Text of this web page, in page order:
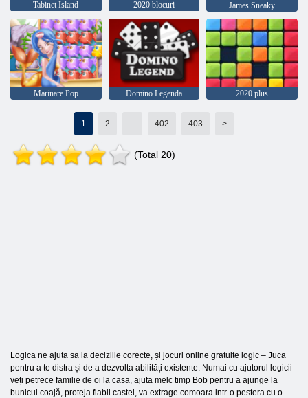
Tabinet Island 2020 blocuri James Sneaky
Marinare Pop Domino Legenda 2020 plus
1 2 402 403 >
(Total 20)
Logica ne ajuta sa ia deciziile corecte, și jocuri online gratuite logic – Juca
pentru a te distra și de a dezvolta abilități existente. Numai cu ajutorul logicii
veți petrece familie de oi la casa, ajuta melc timp Bob pentru a ajunge la
bunicul coajă, proteja fiabil castel, va extrage comoara intr-o pestera cu o